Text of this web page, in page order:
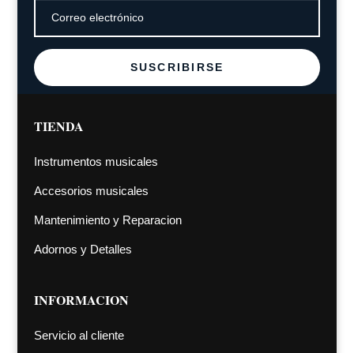
SUSCRIBIRSE
TIENDA
Instrumentos musicales
Accesorios musicales
Mantenimiento y Reparacion
Adornos y Detalles
INFORMACION
Servicio al cliente